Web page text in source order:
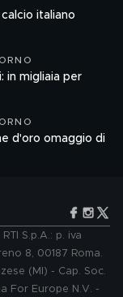
italiano
in migliaia per
d'oro omaggio di
S.p.A.: p. iva
8, 00187 Roma.
(MI) - Cap. Soc.
For Europe N.V. -